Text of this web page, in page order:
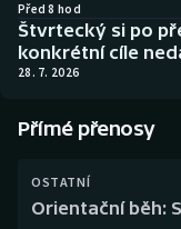
Boby a skeleton
Curling
Dostihy
AZ kvíz
Před 8 hod
Štvrtecký si po
konkrétní cíle
28. 7. 2026
Přímé přenosy
OSTATNÍ
Orientační běh: